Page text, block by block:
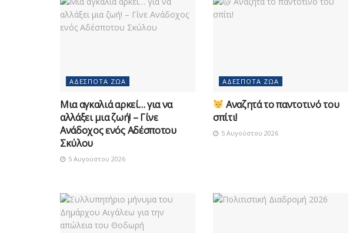
ΑΔΈΣΠΟΤΑ ΖΏΑ
Μια αγκαλιά αρκεί… για να
αλλάξει μια ζωή! – Γίνε
Ανάδοχος ενός Αδέσποτου
Σκύλου
5 Αυγούστου 2026
ΑΔΈΣΠΟΤΑ ΖΏΑ
Αναζητά το παντοτινό του
σπίτι!
5 Αυγούστου 2026